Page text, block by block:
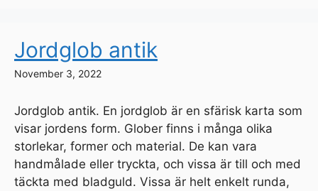
Jordglob antik
November 3, 2022
Jordglob antik. En jordglob är en sfärisk karta som
visar jordens form. Glober finns i många olika
storlekar, former och material. De kan vara
handmålade eller tryckta, och vissa är till och med
täckta med bladguld. Vissa är helt enkelt runda,